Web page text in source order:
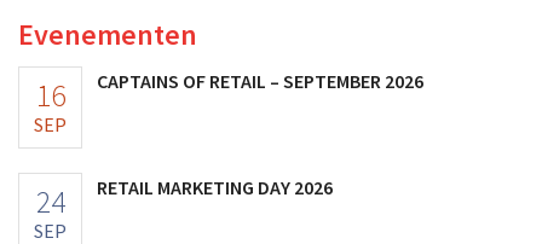
Evenementen
16
SEP
CAPTAINS OF RETAIL – SEPTEMBER 2026
24
SEP
RETAIL MARKETING DAY 2026